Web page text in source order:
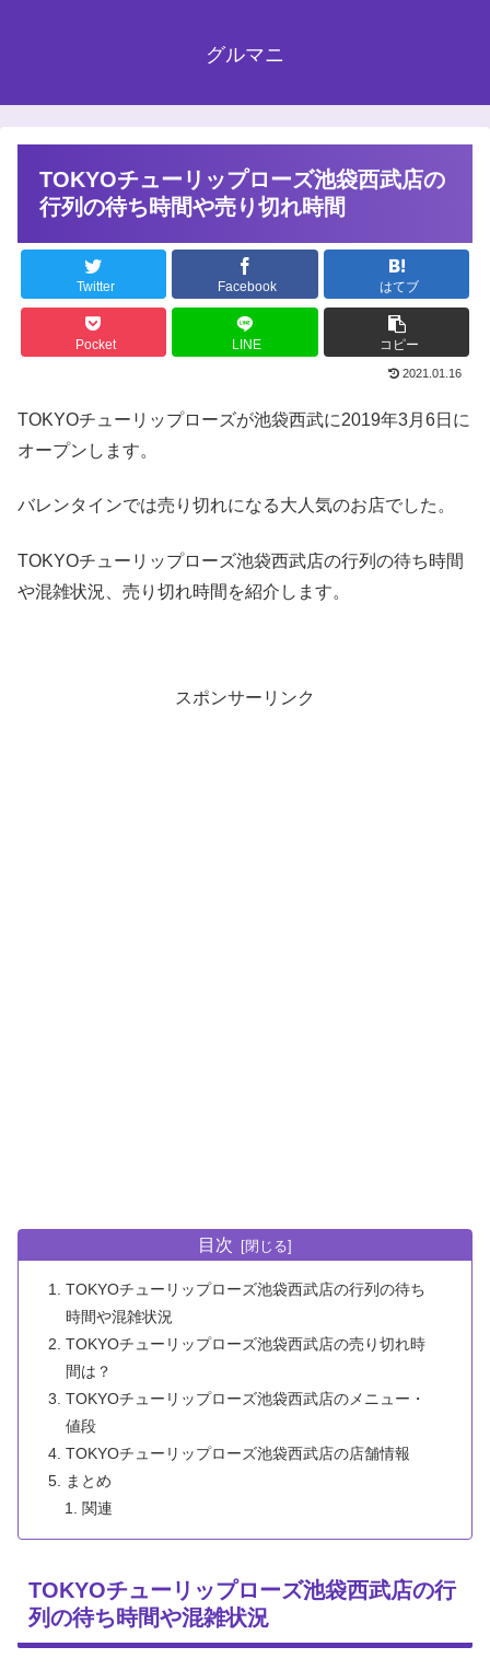
グルマニ
TOKYOチューリップローズ池袋西武店の
行列の待ち時間や売り切れ時間
Twitter Facebook はてブ
Pocket LINE コピー
2021.01.16
TOKYOチューリップローズが池袋西武に2019年3月6日に
オープンします。
バレンタインでは売り切れになる大人気のお店でした。
TOKYOチューリップローズ池袋西武店の行列の待ち時間
や混雑状況、売り切れ時間を紹介します。
スポンサーリンク
目次
TOKYOチューリップローズ池袋西武店の行列の待ち
時間や混雑状況
TOKYOチューリップローズ池袋西武店の売り切れ時
間は？
TOKYOチューリップローズ池袋西武店のメニュー・
値段
TOKYOチューリップローズ池袋西武店の店舗情報
まとめ
関連
TOKYOチューリップローズ池袋西武店の行
列の待ち時間や混雑状況